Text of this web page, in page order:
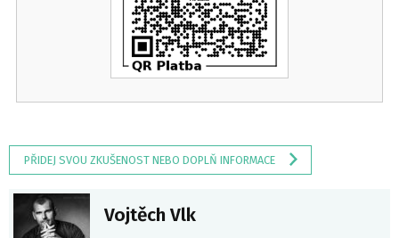
PŘIDEJ SVOU ZKUŠENOST NEBO DOPLŇ INFORMACE
Vojtěch Vlk